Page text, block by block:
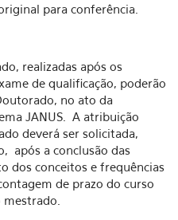
para conferência.
realizadas após os
de qualificação, poderão
no ato da
JANUS. A atribuição
deverá ser solicitada,
após a conclusão das
dos conceitos e frequências
de prazo do curso